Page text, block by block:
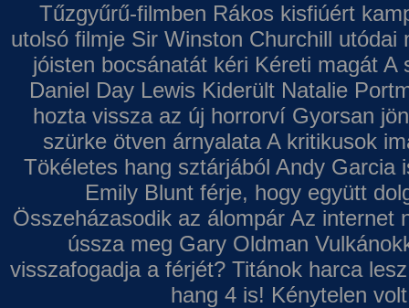
Tűzgyűrű-filmben Rákos kisfiúért
utolsó filmje Sir Winston Churchill utódai
jóisten bocsánatát kéri Kéreti magát A
Daniel Day Lewis Kiderült Natalie
hozta vissza az új horrorví Gyorsan
szürke ötven árnyalata A kritikusok
Tökéletes hang sztárjából Andy Garcia
Emily Blunt férje, hogy együtt
Összeházasodik az álompár Az internet
ússza meg Gary Oldman
visszafogadja a férjét? Titánok harca
hang 4 is! Kénytelen